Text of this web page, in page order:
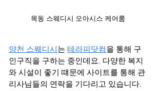
목동 스웨디시 오아시스 케어룸
양천 스웨디시는 테라피닷컴을 통해 구
인구직을 구하는 중인데요. 다양한 복지
와 시설이 좋기 떄문에 사이트를 통해 관
리사님들의 연락을 기다리고 있습니다.